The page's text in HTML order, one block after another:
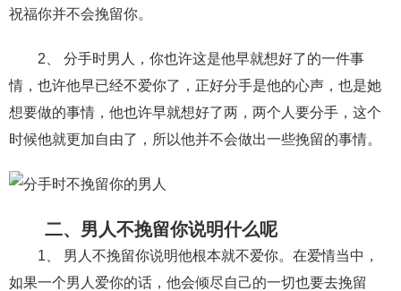
备孕 产后恢复
产妇食谱 同性恋 交往 搭讪 光棍节
其他
祝福你并不会挽留你。
2、 分手时男人，你也许这是他早就想好了的一件事
情，也许他早已经不爱你了，正好分手是他的心声，也是她
想要做的事情，他也许早就想好了两，两个人要分手，这个
时候他就更加自由了，所以他并不会做出一些挽留的事情。
二、男人不挽留你说明什么呢
1、 男人不挽留你说明他根本就不爱你。在爱情当中，
如果一个男人爱你的话，他会倾尽自己的一切也要去挽留